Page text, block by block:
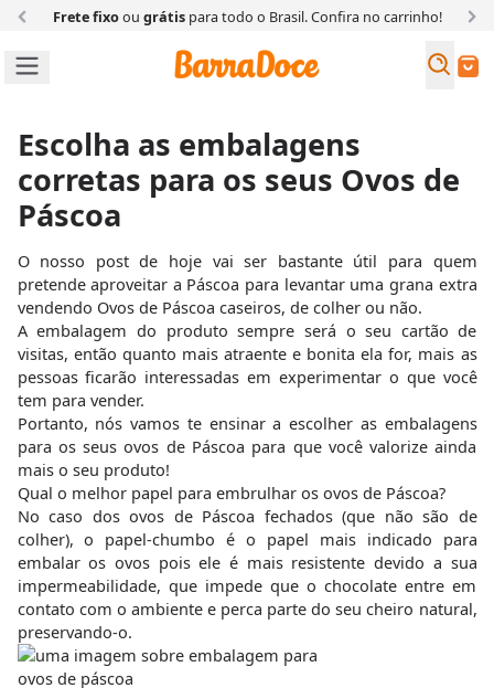
Frete fixoou grátispara todo o Brasil. Confira no carrinho!
Buscar
Escolha as embalagens
corretas para os seus Ovos de
Páscoa
O nosso post de hoje vai ser bastante útil para quem
pretende aproveitar a Páscoa para levantar uma grana extra
vendendo Ovos de Páscoa caseiros, de colher ou não.
A embalagem do produto sempre será o seu cartão de
visitas, então quanto mais atraente e bonita ela for, mais as
pessoas ficarão interessadas em experimentar o que você
tem para vender.
Portanto, nós vamos te ensinar a escolher as embalagens
para os seus ovos de Páscoa para que você valorize ainda
mais o seu produto!
Qual o melhor papel para embrulhar os ovos de Páscoa?
No caso dos ovos de Páscoa fechados (que não são de
colher), o papel-chumbo é o papel mais indicado para
embalar os ovos pois ele é mais resistente devido a sua
impermeabilidade, que impede que o chocolate entre em
contato com o ambiente e perca parte do seu cheiro natural,
preservando-o.